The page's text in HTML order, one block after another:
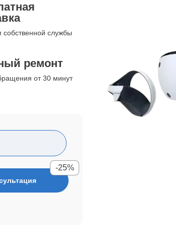
собственной службы
ремонт
от 30 минут
-25%